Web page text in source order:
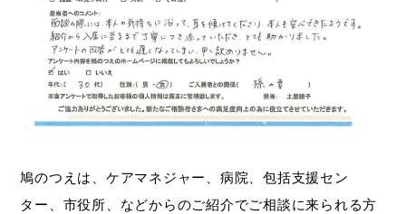
鳩のつえは、ケアマネジャー、病院、包括支援セン
ター、市役所、などからのご紹介でご相談に来られる方